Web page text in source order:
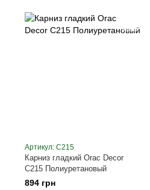
Артикул: C215
Карниз гладкий Orac Decor
C215 Полиуретановый
894 грн